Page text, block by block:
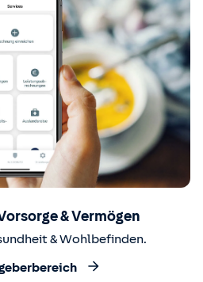
& Vermögen
& Wohlbefinden.